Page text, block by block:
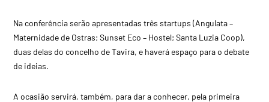
Na conferência serão apresentadas três startups (Angulata –
Maternidade de Ostras; Sunset Eco – Hostel; Santa Luzia Coop),
duas delas do concelho de Tavira, e haverá espaço para o debate
de ideias.
A ocasião servirá, também, para dar a conhecer, pela primeira